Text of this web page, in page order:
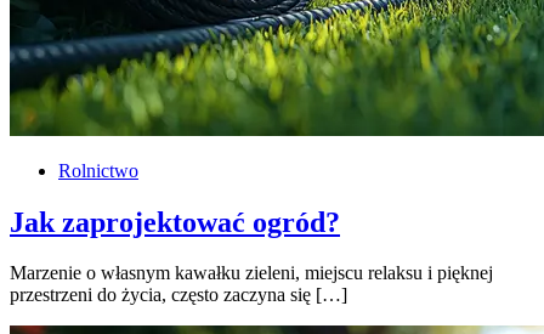
Rolnictwo
Jak zaprojektować ogród?
Marzenie o własnym kawałku zieleni, miejscu relaksu i pięknej
przestrzeni do życia, często zaczyna się […]